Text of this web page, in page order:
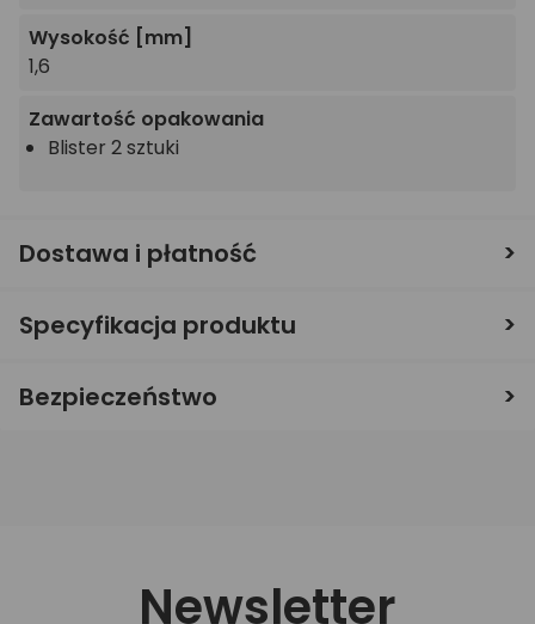
Wysokość [mm]
1,6
Zawartość opakowania
Blister 2 sztuki
Dostawa i płatność
Specyfikacja produktu
Bezpieczeństwo
Newsletter